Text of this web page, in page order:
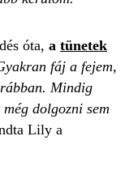
óta, a tünetek
fáj a fejem,
Mindig
dolgozni sem
Lily a